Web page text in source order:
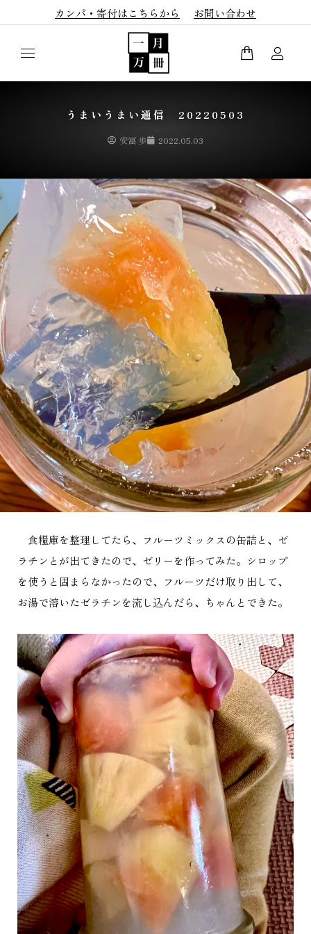
カンパ・寄付はこちらから お問い合わせ
うまいうまい通信 20220503
安冨 歩 2022.05.03
食糧庫を整理してたら、フルーツミックスの缶詰と、ゼ
ラチンとが出てきたので、ゼリーを作ってみた。シロップ
を使うと固まらなかったので、フルーツだけ取り出して、
お湯で溶いたゼラチンを流し込んだら、ちゃんとできた。